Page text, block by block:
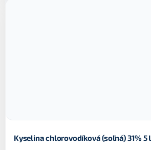
Kyselina chlorovodíková (soľná) 31% 5 L